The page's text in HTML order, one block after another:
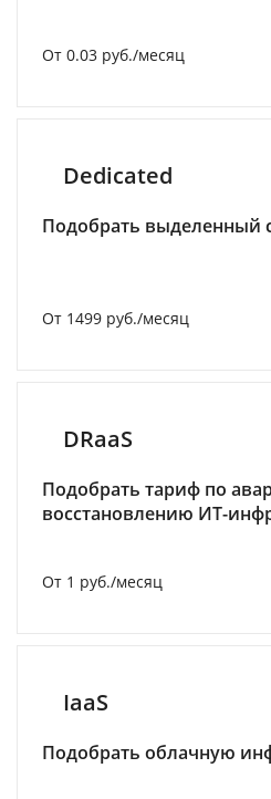
От 0.03 руб./месяц
Dedicated
Подобрать выделенный
От 1499 руб./месяц
DRaaS
Подобрать тариф по
восстановлению ИТ-
От 1 руб./месяц
IaaS
Подобрать облачную